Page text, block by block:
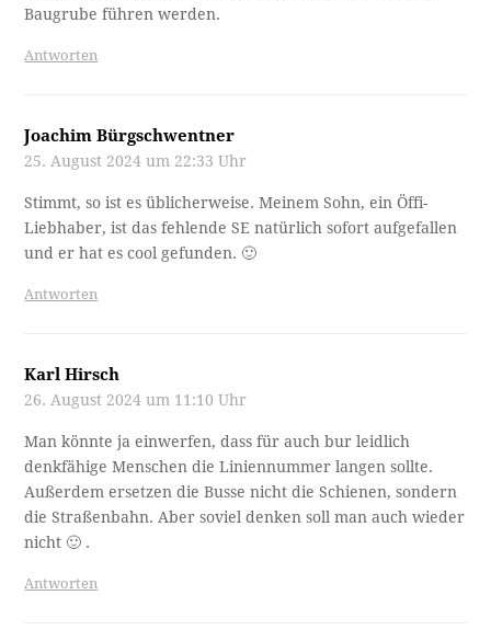
Baugrube führen werden.
Antworten
Joachim Bürgschwentner
25. August 2024 um 22:33 Uhr
Stimmt, so ist es üblicherweise. Meinem Sohn, ein Öffi-
Liebhaber, ist das fehlende SE natürlich sofort aufgefallen
und er hat es cool gefunden. 🙂
Antworten
Karl Hirsch
26. August 2024 um 11:10 Uhr
Man könnte ja einwerfen, dass für auch bur leidlich
denkfähige Menschen die Liniennummer langen sollte.
Außerdem ersetzen die Busse nicht die Schienen, sondern
die Straßenbahn. Aber soviel denken soll man auch wieder
nicht 🙂 .
Antworten